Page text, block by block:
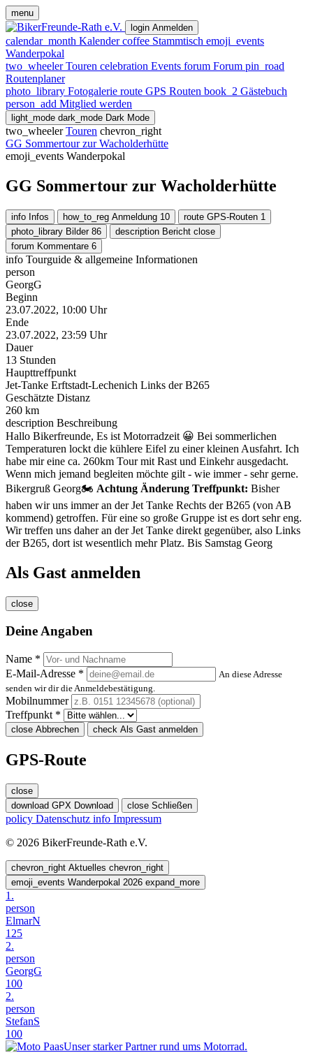
menu
login Anmelden
calendar_month Kalender coffee Stammtisch emoji_events
Wanderpokal
two_wheeler Touren celebration Events forum Forum pin_road
Routenplaner
photo_library Fotogalerie route GPS Routen book_2 Gästebuch
person_add Mitglied werden
light_mode dark_mode Dark Mode
two_wheeler Touren chevron_right
GG Sommertour zur Wacholderhütte
emoji_events Wanderpokal
GG Sommertour zur Wacholderhütte
info Infos how_to_reg Anmeldung 10 route GPS-Routen 1
photo_library Bilder 86 description Bericht close
forum Kommentare 6
info Tourguide & allgemeine Informationen
person
GeorgG
Beginn
23.07.2022, 10:00 Uhr
Ende
23.07.2022, 23:59 Uhr
Dauer
13 Stunden
Haupttreffpunkt
Jet-Tanke Erftstadt-Lechenich Links der B265
Geschätzte Distanz
260 km
description Beschreibung
Hallo Bikerfreunde, Es ist Motorradzeit 😀 Bei sommerlichen
Temperaturen lockt die kühlere Eifel zu einer kleinen Ausfahrt. Ich
habe mir eine ca. 260km Tour mit Rast und Einkehr ausgedacht.
Wenn mich jemand begleiten möchte gilt - wie immer - sehr gerne.
Bikergruß Georg🏍️ Achtung Änderung Treffpunkt: Bisher
haben wir uns immer an der Jet Tanke Rechts der B265 (von AB
kommend) getroffen. Für eine so große Gruppe ist es dort sehr eng.
Wir treffen uns daher an der Jet Tanke direkt gegenüber, also Links
der B265, dort ist wesentlich mehr Platz. Bis Samstag Georg
Als Gast anmelden
close
Deine Angaben
Name *
E-Mail-Adresse *
An diese Adresse
senden wir dir die Anmeldebestätigung.
Mobilnummer
Treffpunkt *
close Abbrechen check Als Gast anmelden
GPS-Route
close
download GPX Download close Schließen
policy Datenschutz info Impressum
© 2026 BikerFreunde-Rath e.V.
chevron_right Aktuelles chevron_right
emoji_events Wanderpokal 2026 expand_more
1.
person
ElmarN
125
2.
person
GeorgG
100
2.
person
StefanS
100
Unser starker Partner rund ums Motorrad.